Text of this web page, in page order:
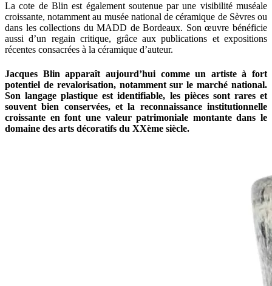
La cote de Blin est également soutenue par une visibilité muséale
croissante, notamment au musée national de céramique de Sèvres ou
dans les collections du MADD de Bordeaux. Son œuvre bénéficie
aussi d’un regain critique, grâce aux publications et expositions
récentes consacrées à la céramique d’auteur.
Jacques Blin apparaît aujourd’hui comme un artiste à fort
potentiel de revalorisation, notamment sur le marché national.
Son langage plastique est identifiable, les pièces sont rares et
souvent bien conservées, et la reconnaissance institutionnelle
croissante en font une valeur patrimoniale montante dans le
domaine des arts décoratifs du XXème siècle.